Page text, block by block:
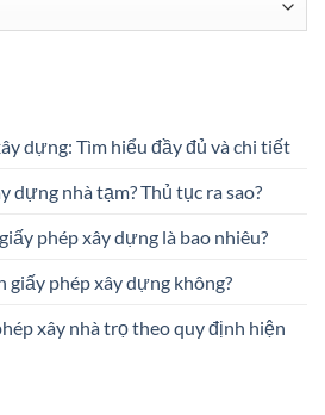
dựng: Tìm hiểu đầy đủ và chi tiết
dựng nhà tạm? Thủ tục ra sao?
phép xây dựng là bao nhiêu?
giấy phép xây dựng không?
xây nhà trọ theo quy định hiện